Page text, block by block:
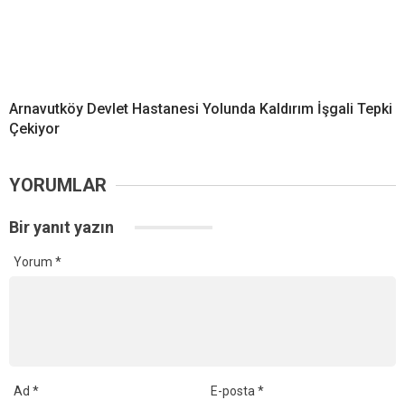
Arnavutköy Devlet Hastanesi Yolunda Kaldırım İşgali Tepki
Çekiyor
YORUMLAR
Bir yanıt yazın
Yorum *
Ad * E-posta*